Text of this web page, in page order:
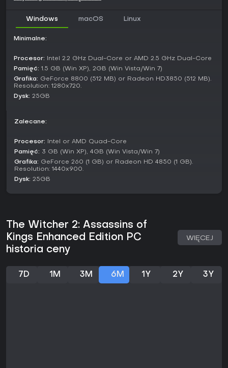
pradawnych klątw, a questy odkrywają ukrytą wiedzę w
Budowa świata czerpie z książek Andrzeja Sapkowskiego,
oferując dojrzałe fantasy, w którym splatają się rasizm,
wzbogaca całość o dodatkowe godziny gry z nowymi
lokacjami i postaciami.
Czy warto grać?
Fanom rozbudowanych RPG-ów z rozgałęziającymi się
ocen użytkowników na Metacritic to około 9.1, a opinie na
aktualizacji ani sezonów, ale jej samodzielny charakter
sprawia, że starzeje się znakomicie.
To propozycja dla miłośników single-playerowych przygód
z wyborami o wadze, choć wysoki poziom trudności w
Windows macOS Linux
Minimalne:
Procesor: Intel 2.2 GHz Dual-Core or AMD 2.5 GHz Dual-Core
Pamięć: 1.5 GB (Win XP), 2GB (Win Vista/Win 7)
Grafika: GeForce 8800 (512 MB) or Radeon HD3850 (512 MB).
Resolution: 1280x720.
Dysk: 25GB
Zalecane:
Procesor: Intel or AMD Quad-Core
Pamięć: 3 GB (Win XP), 4GB (Win Vista/Win 7)
Grafika: GeForce 260 (1 GB) or Radeon HD 4850 (1 GB).
Resolution: 1440x900.
Dysk: 25GB
The Witcher 2: Assassins of
Kings Enhanced Edition PC
historia ceny
WIĘCEJ
7D 1M 3M 6M 1Y 2Y 3Y